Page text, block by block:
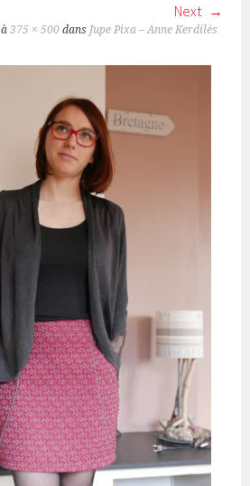
Next
à375 × 500 dans Jupe Pixa – Anne Kerdilès